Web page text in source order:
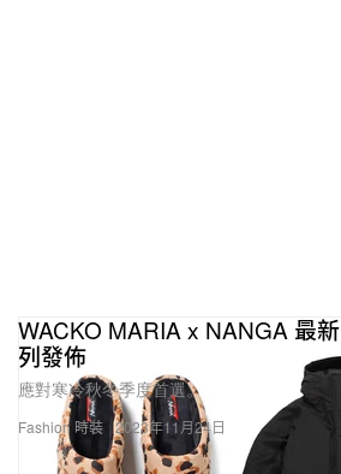
Fashion 時裝
WACKO MARIA x NANGA 最
列發佈
應對寒冷秋冬季度首選。
2023年11月24日